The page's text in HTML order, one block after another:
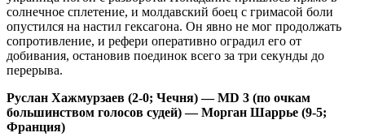
солнечное сплетение, и молдавский боец с гримасой боли
опустился на настил гексагона. Он явно не мог продолжать
сопротивление, и рефери оперативно оградил его от
добивания, остановив поединок всего за три секунды до
перерыва.
Руслан Хажмурзаев (2-0; Чечня) — MD 3 (по очкам
большинством голосов судей) — Морган Шаррье (9-5;
Франция)